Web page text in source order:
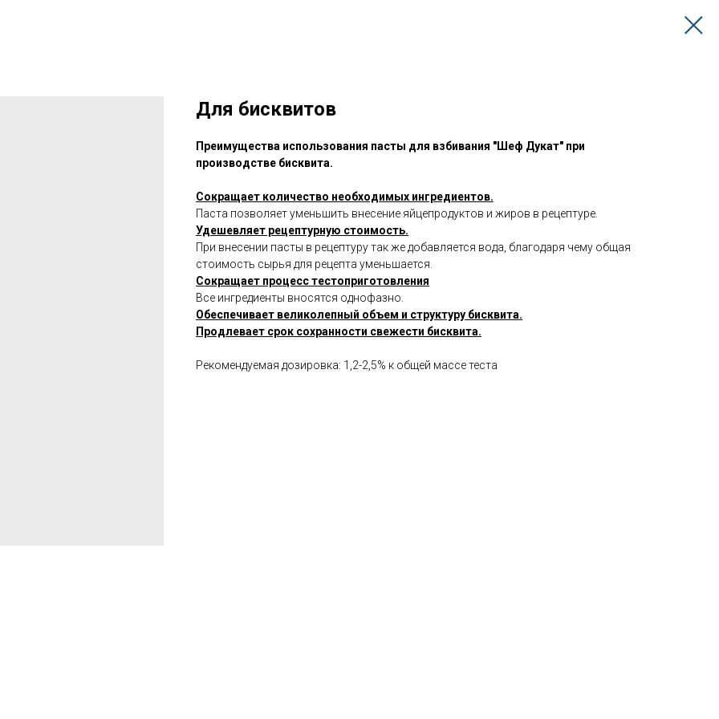
Для бисквитов
Преимущества использования пасты для взбивания "Шеф Дукат" при
производстве бисквита.
Сокращает количество необходимых ингредиентов.
Паста позволяет уменьшить внесение яйцепродуктов и жиров в рецептуре.
Удешевляет рецептурную стоимость.
При внесении пасты в рецептуру так же добавляется вода, благодаря чему общая
стоимость сырья для рецепта уменьшается.
Сокращает процесс тестоприготовления
Все ингредиенты вносятся однофазно.
Обеспечивает великолепный объем и структуру бисквита.
Продлевает срок сохранности свежести бисквита.
Рекомендуемая дозировка: 1,2-2,5% к общей массе теста